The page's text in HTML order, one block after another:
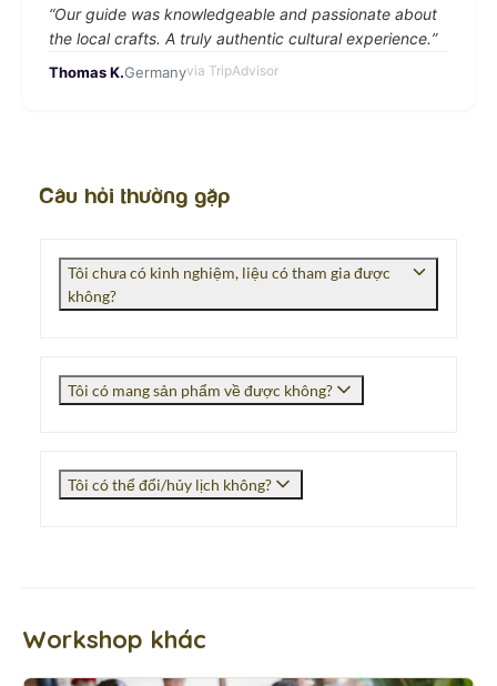
“Our guide was knowledgeable and passionate about
the local crafts. A truly authentic cultural experience.”
Thomas K.Germanyvia TripAdvisor
Câu hỏi thường gặp
Tôi chưa có kinh nghiệm, liệu có tham gia được
không?
Tôi có mang sản phẩm về được không?
Tôi có thể đổi/hủy lịch không?
Workshop khác